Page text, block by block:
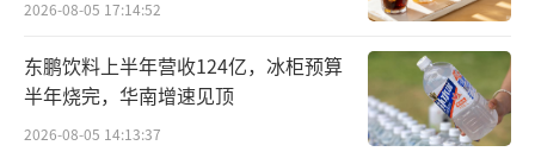
细翻贝泰妮的财报，三季度是贝泰妮为数
不多的增长季。财报数据显示，贝泰妮2025年
上半年净利润下滑49.01%；2024年净利润下滑
2026-08-05 17:14:52
东鹏饮料上半年营收124亿，冰柜预算
半年烧完，华南增速见顶
2026-08-05 14:13:37